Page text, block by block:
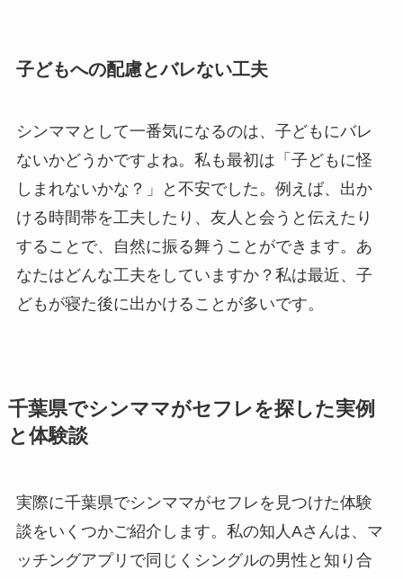
子どもへの配慮とバレない工夫
シンママとして一番気になるのは、子どもにバレ
ないかどうかですよね。私も最初は「子どもに怪
しまれないかな？」と不安でした。例えば、出か
ける時間帯を工夫したり、友人と会うと伝えたり
することで、自然に振る舞うことができます。あ
なたはどんな工夫をしていますか？私は最近、子
どもが寝た後に出かけることが多いです。
千葉県でシンママがセフレを探した実例
と体験談
実際に千葉県でシンママがセフレを見つけた体験
談をいくつかご紹介します。私の知人Aさんは、マ
ッチングアプリで同じくシングルの男性と知り合